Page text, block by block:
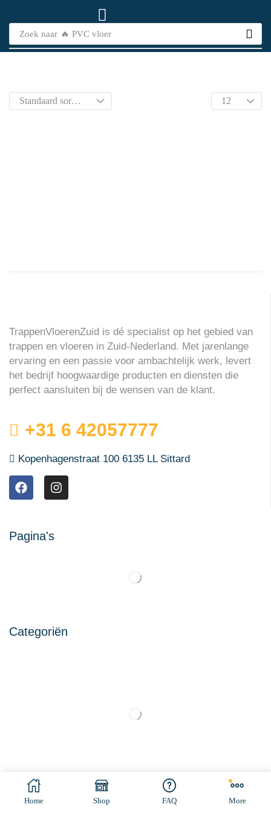
Zoek naar 🔥 PVC vloer
Home Shop FAQ More
TrappenVloerenZuid is dé specialist op het gebied van
trappen en vloeren in Zuid-Nederland. Met jarenlange
ervaring en een passie voor ambachtelijk werk, levert
het bedrijf hoogwaardige producten en diensten die
perfect aansluiten bij de wensen van de klant.
+31 6 42057777
Kopenhagenstraat 100 6135 LL Sittard
Pagina's
Categoriën
© All rights reserved. Made by Ramaekers-Consultancy